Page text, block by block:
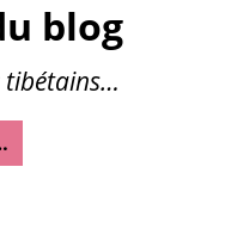
blog
tibétains…